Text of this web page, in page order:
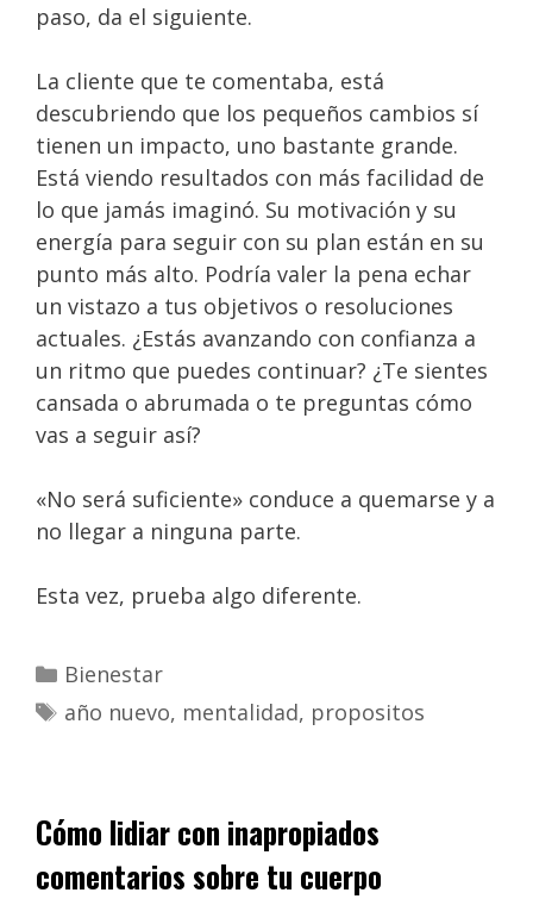
paso, da el siguiente.
La cliente que te comentaba, está
descubriendo que los pequeños cambios sí
tienen un impacto, uno bastante grande.
Está viendo resultados con más facilidad de
lo que jamás imaginó. Su motivación y su
energía para seguir con su plan están en su
punto más alto. Podría valer la pena echar
un vistazo a tus objetivos o resoluciones
actuales. ¿Estás avanzando con confianza a
un ritmo que puedes continuar? ¿Te sientes
cansada o abrumada o te preguntas cómo
vas a seguir así?
«No será suficiente» conduce a quemarse y a
no llegar a ninguna parte.
Esta vez, prueba algo diferente.
Bienestar
año nuevo, mentalidad, propositos
Cómo lidiar con inapropiados
comentarios sobre tu cuerpo